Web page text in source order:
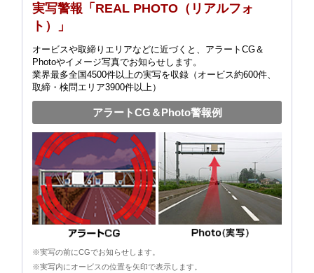
実写警報「REAL PHOTO（リアルフォ
ト）」
オービスや取締りエリアなどに近づくと、アラートCG＆
Photoやイメージ写真でお知らせします。
業界最多全国4500件以上の実写を収録（オービス約600件、
取締・検問エリア3900件以上）
アラートCG＆Photo警報例
※実写の前にCGでお知らせします。
※実写内にオービスの位置を矢印で表示します。